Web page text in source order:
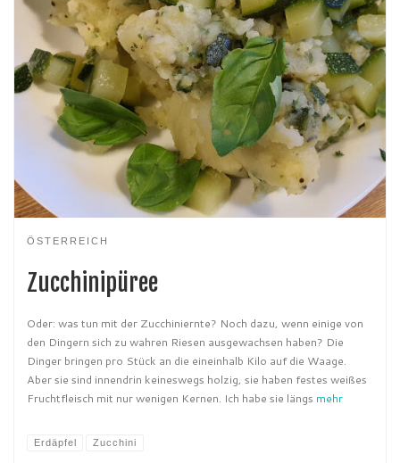
ÖSTERREICH
Zucchinipüree
Oder: was tun mit der Zucchiniernte? Noch dazu, wenn einige von
den Dingern sich zu wahren Riesen ausgewachsen haben? Die
Dinger bringen pro Stück an die eineinhalb Kilo auf die Waage.
Aber sie sind innendrin keineswegs holzig, sie haben festes weißes
Fruchtfleisch mit nur wenigen Kernen. Ich habe sie längs mehr
Erdäpfel Zucchini